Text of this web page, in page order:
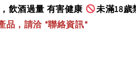
飲酒過量 有害健康
未滿18歲
品，請洽 *聯絡資訊*